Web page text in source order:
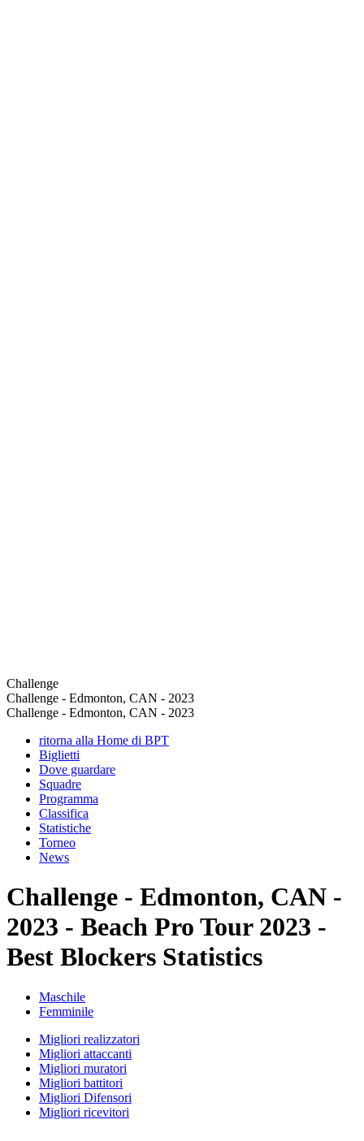
Challenge
Challenge - Edmonton, CAN - 2023
Challenge - Edmonton, CAN - 2023
ritorna alla Home di BPT
Biglietti
Dove guardare
Squadre
Programma
Classifica
Statistiche
Torneo
News
Challenge - Edmonton, CAN -
2023 - Beach Pro Tour 2023 -
Best Blockers Statistics
Maschile
Femminile
Migliori realizzatori
Migliori attaccanti
Migliori muratori
Migliori battitori
Migliori Difensori
Migliori ricevitori